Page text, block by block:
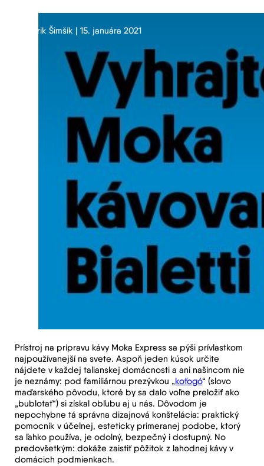
Erik Šimšík | 15. januára 2021
Prístroj na prípravu kávy Moka Express sa pýši prívlastkom
najpoužívanejší na svete. Aspoň jeden kúsok určite
nájdete v každej talianskej domácnosti a ani našincom nie
je neznámy: pod familiárnou prezývkou „koťogó“ (slovo
maďarského pôvodu, ktoré by sa dalo voľne preložiť ako
„bublotať“) si získal obľubu aj u nás. Dôvodom je
nepochybne tá správna dizajnová konštelácia: praktický
pomocník v účelnej, esteticky primeranej podobe, ktorý
sa ľahko používa, je odolný, bezpečný i dostupný. No
predovšetkým: dokáže zaistiť pôžitok z lahodnej kávy v
domácich podmienkach.